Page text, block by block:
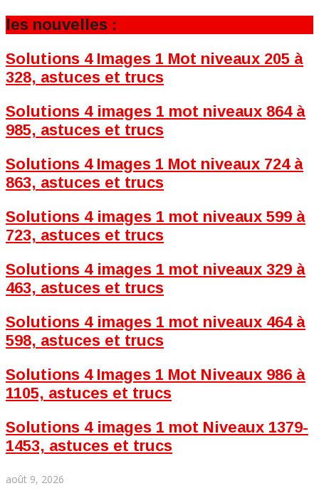
les nouvelles :
Solutions 4 Images 1 Mot niveaux 205 à
328, astuces et trucs
Solutions 4 images 1 mot niveaux 864 à
985, astuces et trucs
Solutions 4 Images 1 Mot niveaux 724 à
863, astuces et trucs
Solutions 4 images 1 mot niveaux 599 à
723, astuces et trucs
Solutions 4 images 1 mot niveaux 329 à
463, astuces et trucs
Solutions 4 images 1 mot niveaux 464 à
598, astuces et trucs
Solutions 4 Images 1 Mot Niveaux 986 à
1105, astuces et trucs
Solutions 4 images 1 mot Niveaux 1379-
1453, astuces et trucs
août 9, 2026